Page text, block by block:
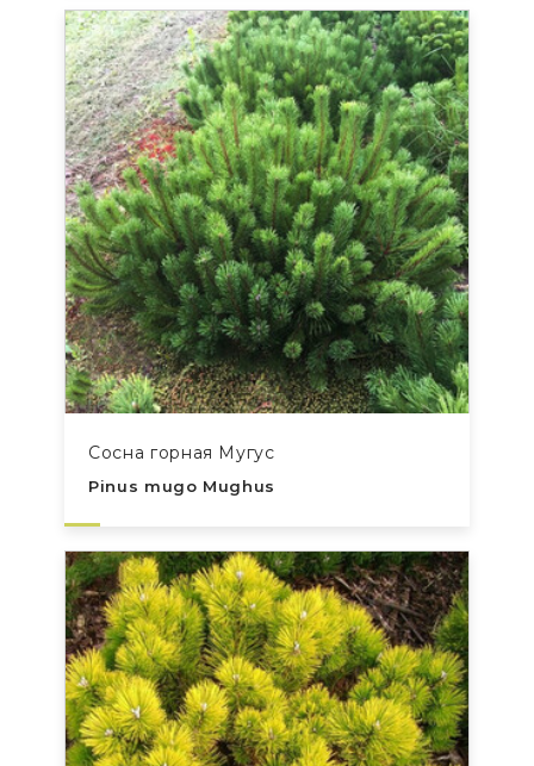
Сосна горная Мугус
Pinus mugo Mughus